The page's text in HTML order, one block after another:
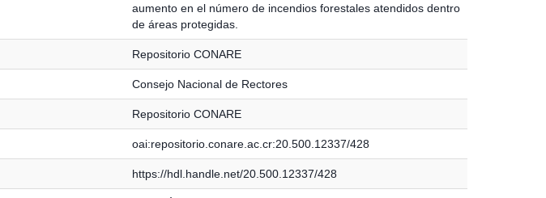
aumento en el número de incendios forestales atendidos dentro
de áreas protegidas.
Repositorio CONARE
Consejo Nacional de Rectores
Repositorio CONARE
oai:repositorio.conare.ac.cr:20.500.12337/428
https://hdl.handle.net/20.500.12337/428